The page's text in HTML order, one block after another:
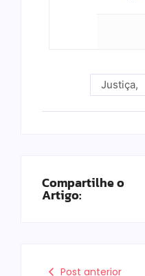
Justiça,
Compartilhe o
Artigo:
Post anterior